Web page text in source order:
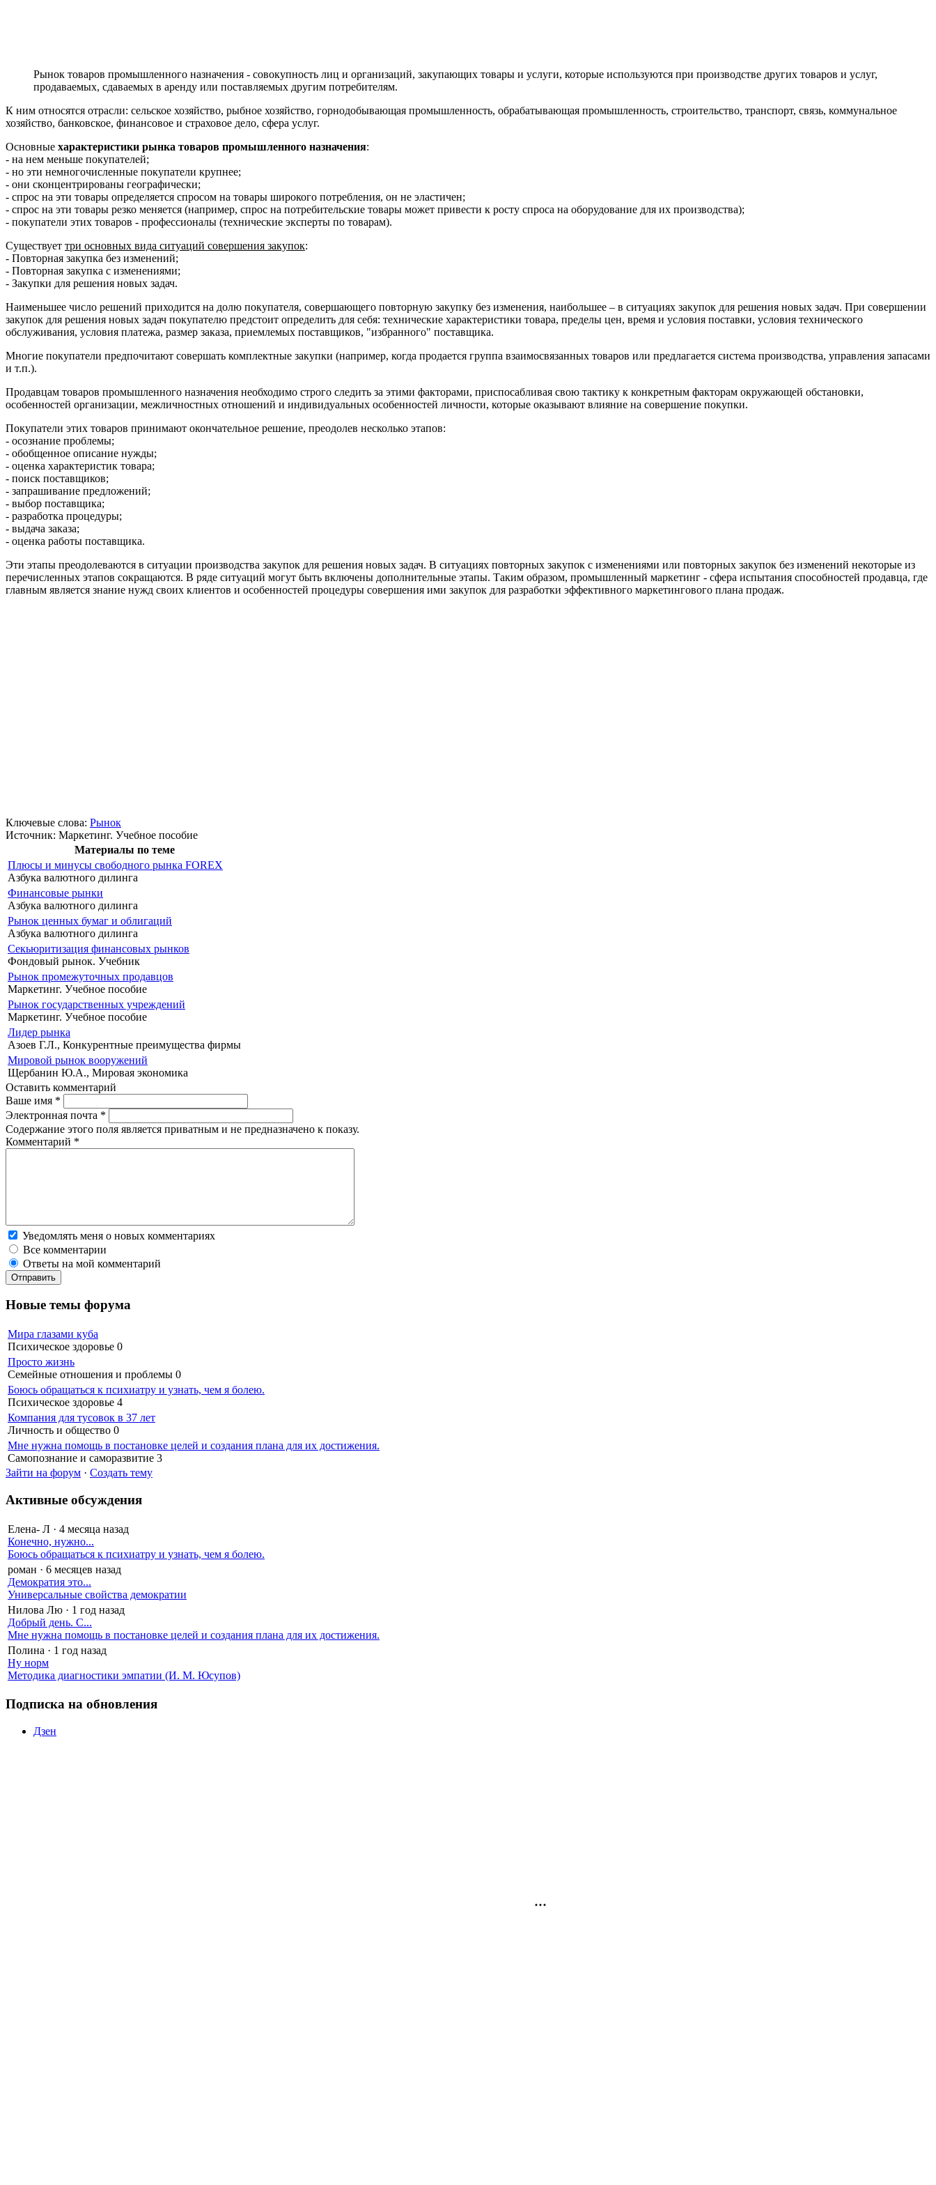
Рынок товаров промышленного назначения - совокупность лиц и организаций, закупающих товары и услуги, которые используются при производстве других товаров и услуг,
продаваемых, сдаваемых в аренду или поставляемых другим потребителям.
К ним относятся отрасли: сельское хозяйство, рыбное хозяйство, горнодобывающая промышленность, обрабатывающая промышленность, строительство, транспорт, связь, коммунальное
хозяйство, банковское, финансовое и страховое дело, сфера услуг.
Основные характеристики рынка товаров промышленного назначения:
- на нем меньше покупателей;
- но эти немногочисленные покупатели крупнее;
- они сконцентрированы географически;
- спрос на эти товары определяется спросом на товары широкого потребления, он не эластичен;
- спрос на эти товары резко меняется (например, спрос на потребительские товары может привести к росту спроса на оборудование для их производства);
- покупатели этих товаров - профессионалы (технические эксперты по товарам).
Существует три основных вида ситуаций совершения закупок:
- Повторная закупка без изменений;
- Повторная закупка с изменениями;
- Закупки для решения новых задач.
Наименьшее число решений приходится на долю покупателя, совершающего повторную закупку без изменения, наибольшее – в ситуациях закупок для решения новых задач. При совершении
закупок для решения новых задач покупателю предстоит определить для себя: технические характеристики товара, пределы цен, время и условия поставки, условия технического
обслуживания, условия платежа, размер заказа, приемлемых поставщиков, "избранного" поставщика.
Многие покупатели предпочитают совершать комплектные закупки (например, когда продается группа взаимосвязанных товаров или предлагается система производства, управления запасами
и т.п.).
Продавцам товаров промышленного назначения необходимо строго следить за этими факторами, приспосабливая свою тактику к конкретным факторам окружающей обстановки,
особенностей организации, межличностных отношений и индивидуальных особенностей личности, которые оказывают влияние на совершение покупки.
Покупатели этих товаров принимают окончательное решение, преодолев несколько этапов:
- осознание проблемы;
- обобщенное описание нужды;
- оценка характеристик товара;
- поиск поставщиков;
- запрашивание предложений;
- выбор поставщика;
- разработка процедуры;
- выдача заказа;
- оценка работы поставщика.
Эти этапы преодолеваются в ситуации производства закупок для решения новых задач. В ситуациях повторных закупок с изменениями или повторных закупок без изменений некоторые из
перечисленных этапов сокращаются. В ряде ситуаций могут быть включены дополнительные этапы. Таким образом, промышленный маркетинг - сфера испытания способностей продавца, где
главным является знание нужд своих клиентов и особенностей процедуры совершения ими закупок для разработки эффективного маркетингового плана продаж.
Ключевые слова: Рынок
Источник: Маркетинг. Учебное пособие
Материалы по теме
Плюсы и минусы свободного рынка FOREX
Азбука валютного дилинга
Финансовые рынки
Азбука валютного дилинга
Рынок ценных бумаг и облигаций
Азбука валютного дилинга
Секьюритизация финансовых рынков
Фондовый рынок. Учебник
Рынок промежуточных продавцов
Маркетинг. Учебное пособие
Рынок государственных учреждений
Маркетинг. Учебное пособие
Лидер рынка
Азоев Г.Л., Конкурентные преимущества фирмы
Мировой рынок вооружений
Щербанин Ю.А., Мировая экономика
Оставить комментарий
Ваше имя *
Электронная почта *
Содержание этого поля является приватным и не предназначено к показу.
Комментарий *
Уведомлять меня о новых комментариях
Все комментарии
Ответы на мой комментарий
Новые темы форума
Мира глазами куба
Психическое здоровье 0
Просто жизнь
Семейные отношения и проблемы 0
Боюсь обращаться к психиатру и узнать, чем я болею.
Психическое здоровье 4
Компания для тусовок в 37 лет
Личность и общество 0
Мне нужна помощь в постановке целей и создания плана для их достижения.
Самопознание и саморазвитие 3
Зайти на форум · Создать тему
Активные обсуждения
Елена- Л · 4 месяца назад
Конечно, нужно...
Боюсь обращаться к психиатру и узнать, чем я болею.
роман · 6 месяцев назад
Демократия это...
Универсальные свойства демократии
Нилова Лю · 1 год назад
Добрый день. С...
Мне нужна помощь в постановке целей и создания плана для их достижения.
Полина · 1 год назад
Ну норм
Методика диагностики эмпатии (И. М. Юсупов)
Подписка на обновления
Дзен